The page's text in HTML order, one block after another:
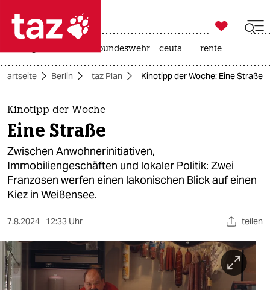
 taz zahl ich
taz zahl ich
themen
politik
öko
gesellschaft
kultur
sport
berlin

taz zahl ich
bundeswehr ceuta rente
Berlin taz Plan Kinotipp der Woche: Eine Straße
Kinotipp der Woche
Eine Straße
Zwischen Anwohnerinitiativen,
Immobiliengeschäften und lokaler Politik: Zwei
Franzosen werfen einen lakonischen Blick auf einen
Kiez in Weißensee.
7.8.2024 12:33 Uhr teilen